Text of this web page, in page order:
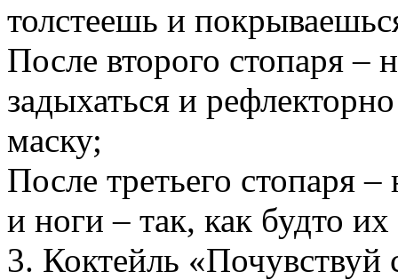
толстеешь и
После второго стопаря –
задыхаться и
маску;
После третьего стопаря
и ноги – так, как будто
3. Коктейль